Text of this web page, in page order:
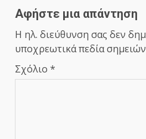
Αφήστε μια απάντηση
Η ηλ. διεύθυνση σας δεν
υποχρεωτικά πεδία
Σχόλιο *